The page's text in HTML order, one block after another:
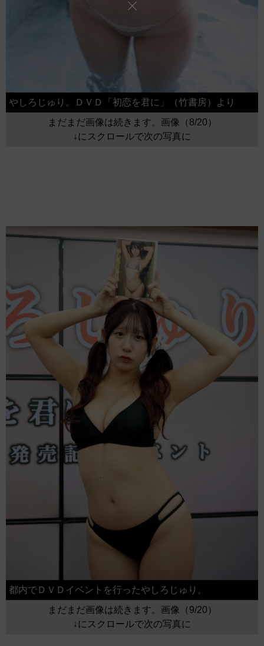
やしろじゅり。ＤＶＤ「初恋を君に」（竹書房）より
まだまだ画像は続きます。画像（8/20）
↓にスクロールで次の写真に
都内でＤＶＤイベントを行ったやしろじゅり。
まだまだ画像は続きます。画像（9/20）
↓にスクロールで次の写真に